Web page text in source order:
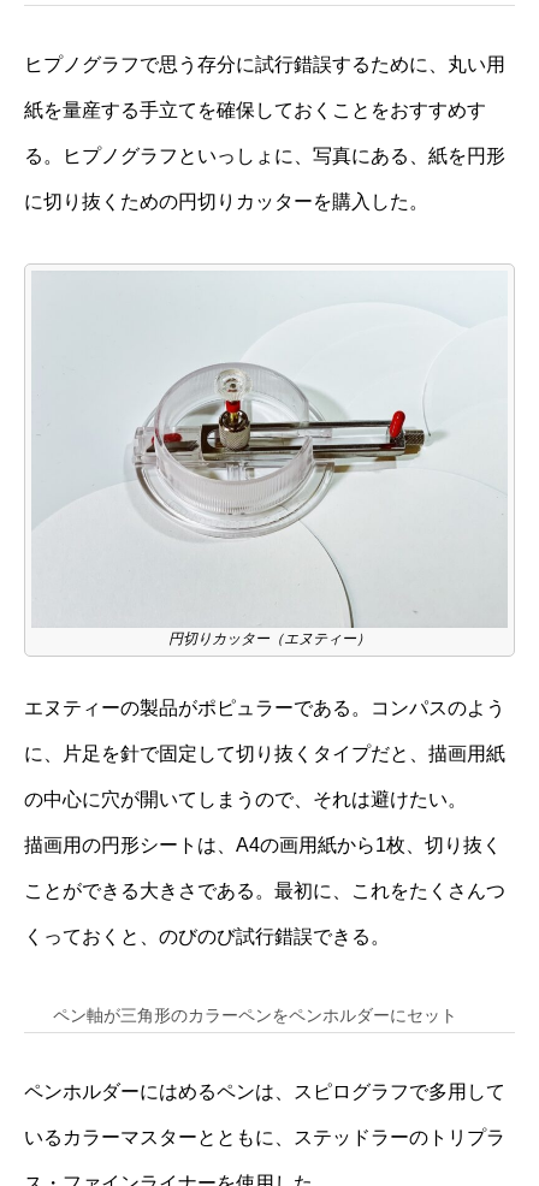
ヒプノグラフで思う存分に試行錯誤するために、丸い用
紙を量産する手立てを確保しておくことをおすすめす
る。ヒプノグラフといっしょに、写真にある、紙を円形
に切り抜くための円切りカッターを購入した。
円切りカッター（エヌティー）
エヌティーの製品がポピュラーである。コンパスのよう
に、片足を針で固定して切り抜くタイプだと、描画用紙
の中心に穴が開いてしまうので、それは避けたい。
描画用の円形シートは、A4の画用紙から1枚、切り抜く
ことができる大きさである。最初に、これをたくさんつ
くっておくと、のびのび試行錯誤できる。
ペン軸が三角形のカラーペンをペンホルダーにセット
ペンホルダーにはめるペンは、スピログラフで多用して
いるカラーマスターとともに、ステッドラーのトリプラ